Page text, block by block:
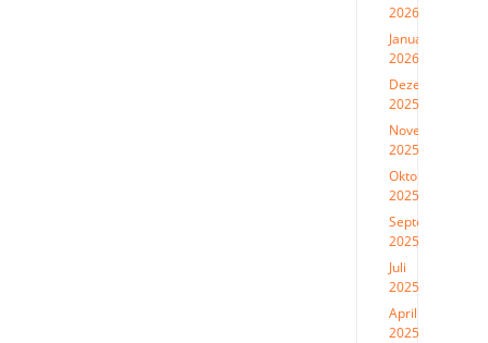
2026
Januar
2026
Dezember
2025
November
2025
Oktober
2025
September
2025
Juli
2025
April
2025